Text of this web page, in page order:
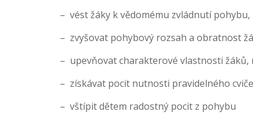
– vést žáky k vědomému zvládnutí
– zvyšovat pohybový rozsah a obratnost
– upevňovat charakterové vlastnosti žáků,
– získávat pocit nutnosti pravidelného
– vštípit dětem radostný pocit z pohybu